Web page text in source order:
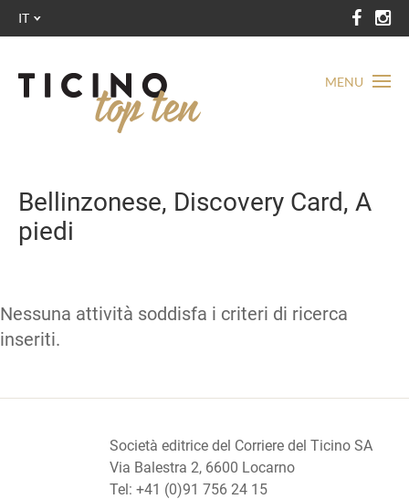
MENU
IT
Bellinzonese, Discovery Card, A
piedi
Nessuna attività soddisfa i criteri di ricerca
inseriti.
Società editrice del Corriere del Ticino SA
Via Balestra 2, 6600 Locarno
Tel: +41 (0)91 756 24 15